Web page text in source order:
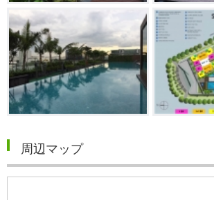
周辺マップ